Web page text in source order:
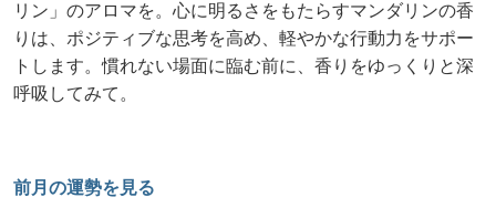
リン」のアロマを。心に明るさをもたらすマンダリンの香
りは、ポジティブな思考を高め、軽やかな行動力をサポー
トします。慣れない場面に臨む前に、香りをゆっくりと深
呼吸してみて。
前月の運勢を見る